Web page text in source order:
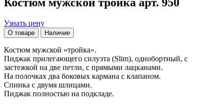
Узнать цену
О товаре Наличие
Костюм мужской «тройка».
Пиджак прилегающего силуэта (Slim), однобортный, с
застежкой на две петли, с прямыми лацканами.
На полочках два боковых кармана с клапаном.
Спинка с двумя шлицами.
Пиджак полностью на подкладе.